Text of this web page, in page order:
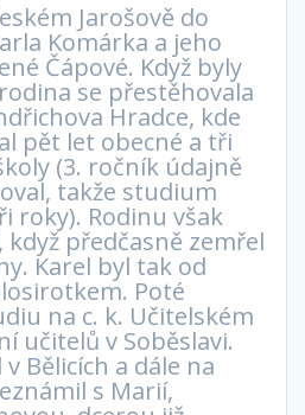
Jarošově do
Komárka a jeho
Čápové. Když byly
se přestěhovala
Hradce, kde
pět let obecné a tři
(3. ročník údajně
takže studium
roky). Rodinu však
předčasně zemřel
Karel byl tak od
Poté
na c. k. Učitelském
učitelů v Soběslavi.
Bělicích a dále na
s Marií,